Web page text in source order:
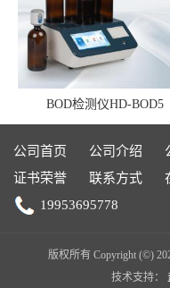
BOD检测仪HD-BOD5
公司首页 公司介绍
证书荣誉
联系方式
19953695778
版权所有 Copyright (©)
技术支持：